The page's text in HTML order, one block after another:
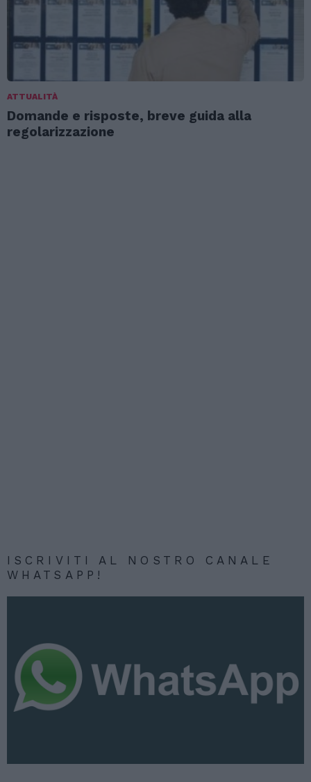
ATTUALITÀ
Domande e risposte, breve guida alla
regolarizzazione
ISCRIVITI AL NOSTRO CANALE
WHATSAPP!